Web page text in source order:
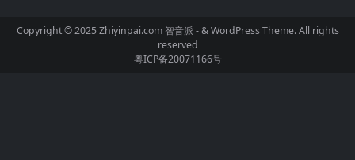
Copyright © 2025 Zhiyinpai.com智音派 - & WordPress Theme. All rights
reserved
粤ICP备20071166号